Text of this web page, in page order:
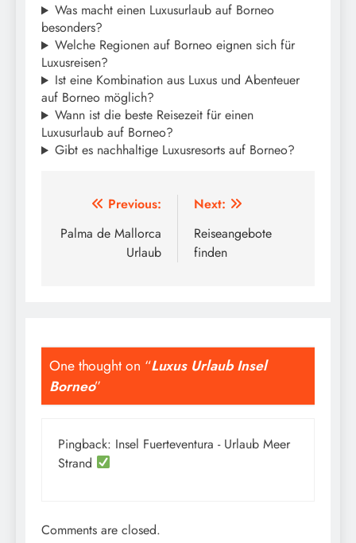
Was macht einen Luxusurlaub auf Borneo
besonders?
Welche Regionen auf Borneo eignen sich für
Luxusreisen?
Ist eine Kombination aus Luxus und Abenteuer
auf Borneo möglich?
Wann ist die beste Reisezeit für einen
Luxusurlaub auf Borneo?
Gibt es nachhaltige Luxusresorts auf Borneo?
Beitragsnavigation
Previous:
Palma de Mallorca
Urlaub
Next:
Reiseangebote
finden
One thought on “Luxus Urlaub Insel
Borneo”
Pingback: Insel Fuerteventura - Urlaub Meer
Strand
Comments are closed.